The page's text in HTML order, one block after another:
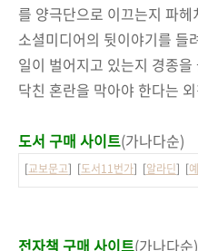
를 양극단으로 이끄는지 파
소셜미디어의 뒷이야기를 들
일이 벌어지고 있는지 경종
닥친 혼란을 막아야 한다는
도서 구매 사이트(가나다순)
[교보문고] [도서11번가] [알라딘] [
전자책 구매 사이트(가나다순)